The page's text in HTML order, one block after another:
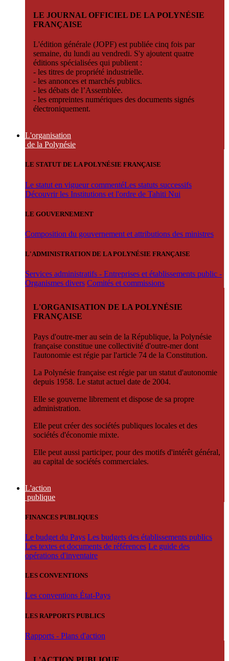
LE JOURNAL OFFICIEL DE LA POLYNÉSIE
FRANÇAISE
L'édition générale (JOPF) est publiée cinq fois par
semaine, du lundi au vendredi. S'y ajoutent quatre
éditions spécialisées qui publient :
- les titres de propriété industrielle.
- les annonces et marchés publics.
- les débats de l’Assemblée.
- les empreintes numériques des documents signés
électroniquement.
L'organisation
de la Polynésie
LE STATUT DE LA POLYNÉSIE FRANÇAISE
Le statut en vigueur commentéLes statuts successifs
Découvrir les Institutions et l'ordre de Tahiti Nui
LE GOUVERNEMENT
Composition du gouvernement et attributions des ministres
L'ADMINISTRATION DE LA POLYNÉSIE FRANÇAISE
Services administratifs - Entreprises et établissements public -
Organismes divers Comités et commissions
L'ORGANISATION DE LA POLYNÉSIE
FRANÇAISE
Pays d'outre-mer au sein de la République, la Polynésie
française constitue une collectivité d'outre-mer dont
l'autonomie est régie par l'article 74 de la Constitution.
La Polynésie française est régie par un statut d'autonomie
depuis 1958. Le statut actuel date de 2004.
Elle se gouverne librement et dispose de sa propre
administration.
Elle peut créer des sociétés publiques locales et des
sociétés d'économie mixte.
Elle peut aussi participer, pour des motifs d'intérêt général,
au capital de sociétés commerciales.
L'action
publique
FINANCES PUBLIQUES
Le budget du Pays Les budgets des établissements publics
Les textes et documents de références Le guide des
opérations d'inventaire
LES CONVENTIONS
Les conventions État-Pays
LES RAPPORTS PUBLICS
Rapports - Plans d'action